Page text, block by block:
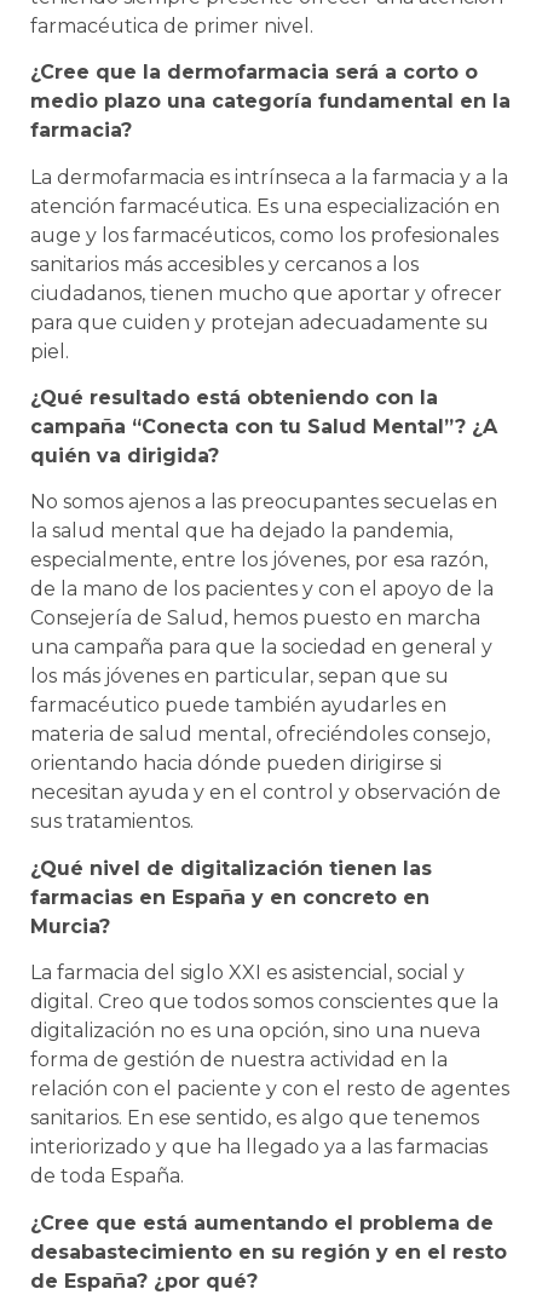
farmacéutica de primer nivel.
¿Cree que la dermofarmacia será a corto o
medio plazo una categoría fundamental en la
farmacia?
La dermofarmacia es intrínseca a la farmacia y a la
atención farmacéutica. Es una especialización en
auge y los farmacéuticos, como los profesionales
sanitarios más accesibles y cercanos a los
ciudadanos, tienen mucho que aportar y ofrecer
para que cuiden y protejan adecuadamente su
piel.
¿Qué resultado está obteniendo con la
campaña “Conecta con tu Salud Mental”? ¿A
quién va dirigida?
No somos ajenos a las preocupantes secuelas en
la salud mental que ha dejado la pandemia,
especialmente, entre los jóvenes, por esa razón,
de la mano de los pacientes y con el apoyo de la
Consejería de Salud, hemos puesto en marcha
una campaña para que la sociedad en general y
los más jóvenes en particular, sepan que su
farmacéutico puede también ayudarles en
materia de salud mental, ofreciéndoles consejo,
orientando hacia dónde pueden dirigirse si
necesitan ayuda y en el control y observación de
sus tratamientos.
¿Qué nivel de digitalización tienen las
farmacias en España y en concreto en
Murcia?
La farmacia del siglo XXI es asistencial, social y
digital. Creo que todos somos conscientes que la
digitalización no es una opción, sino una nueva
forma de gestión de nuestra actividad en la
relación con el paciente y con el resto de agentes
sanitarios. En ese sentido, es algo que tenemos
interiorizado y que ha llegado ya a las farmacias
de toda España.
¿Cree que está aumentando el problema de
desabastecimiento en su región y en el resto
de España? ¿por qué?